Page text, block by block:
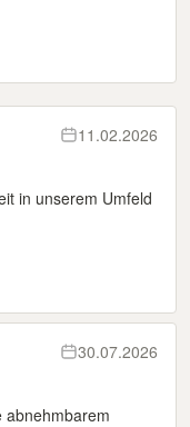
11.02.2026
in unserem Umfeld
30.07.2026
abnehmbarem